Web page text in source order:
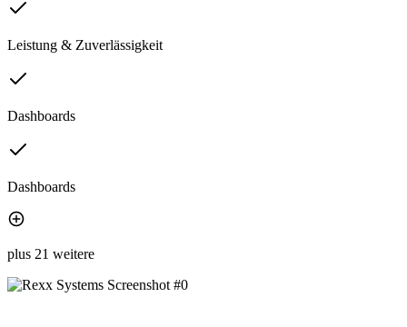
Leistung & Zuverlässigkeit
Dashboards
Dashboards
plus 21 weitere